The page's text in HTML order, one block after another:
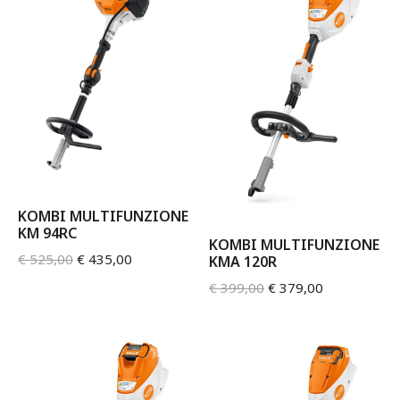
KOMBI MULTIFUNZIONE
KM 94RC
€525,00 € 435,00
KOMBI MULTIFUNZIONE
KMA 120R
€399,00 € 379,00